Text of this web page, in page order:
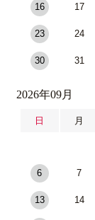
16 17
23 24
30 31
2026年09月
日 月
6 7
13 14